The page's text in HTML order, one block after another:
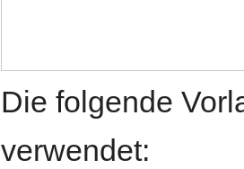
Die folgende
verwendet: